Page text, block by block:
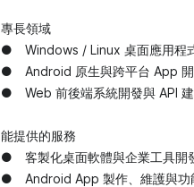
專長領域
● Windows / Linux 桌面應用程
● Android 原生與跨平台 App
● Web 前後端系統開發與 API
能提供的服務
● 客製化桌面軟體與企業工具開
● Android App 製作、維護與功